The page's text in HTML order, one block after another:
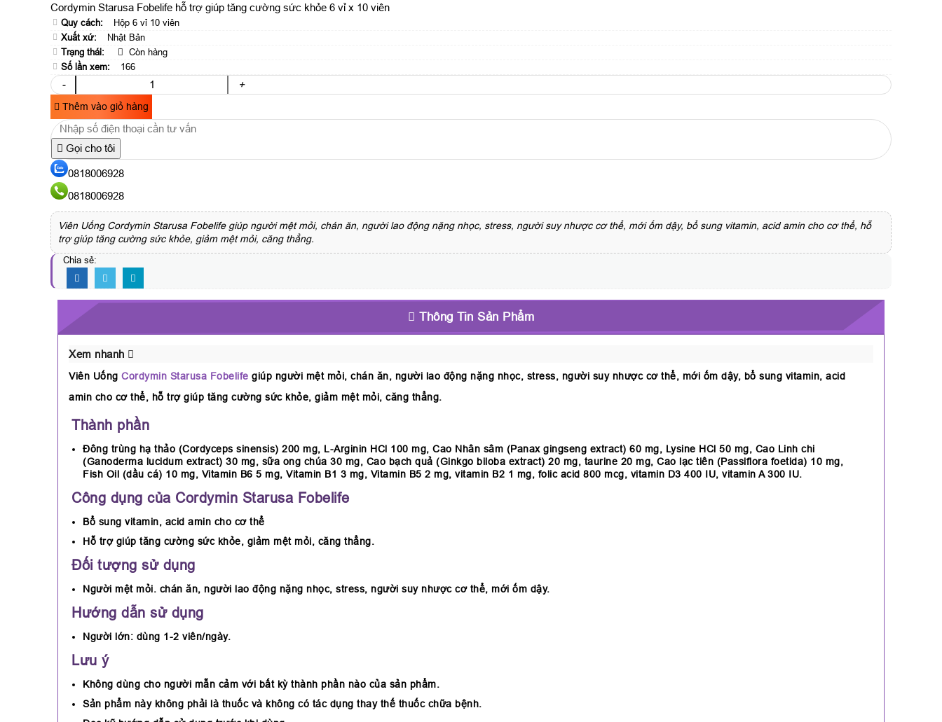
Cordymin Starusa Fobelife hỗ trợ giúp tăng cường sức khỏe 6 vỉ x 10 viên
Quy cách:
Hộp 6 vỉ 10 viên
Xuất xứ:
Nhật Bản
Trạng thái:
Còn hàng
Số lần xem:
166
- +
Thêm vào giỏ hàng
Gọi cho tôi
0818006928
0818006928
Viên Uống Cordymin Starusa Fobelife giúp người mệt mỏi, chán ăn, người lao động nặng nhọc, stress, người suy nhược cơ thể, mới ốm dậy, bổ sung vitamin, acid amin cho cơ thể, hỗ
trợ giúp tăng cường sức khỏe, giảm mệt mỏi, căng thẳng.
Chia sẻ:
Thông Tin Sản Phẩm
Xem nhanh
Viên Uống Cordymin Starusa Fobelife giúp người mệt mỏi, chán ăn, người lao động nặng nhọc, stress, người suy nhược cơ thể, mới ốm dậy, bổ sung vitamin, acid
amin cho cơ thể, hỗ trợ giúp tăng cường sức khỏe, giảm mệt mỏi, căng thẳng.
Thành phần
Đông trùng hạ thảo (Cordyceps sinensis) 200 mg, L-Arginin HCl 100 mg, Cao Nhân sâm (Panax gingseng extract) 60 mg, Lysine HCl 50 mg, Cao Linh chi
(Ganoderma lucidum extract) 30 mg, sữa ong chúa 30 mg, Cao bạch quả (Ginkgo biloba extract) 20 mg, taurine 20 mg, Cao lạc tiên (Passiflora foetida) 10 mg,
Fish Oil (dầu cá) 10 mg, Vitamin B6 5 mg, Vitamin B1 3 mg, Vitamin B5 2 mg, vitamin B2 1 mg, folic acid 800 mcg, vitamin D3 400 IU, vitamin A 300 IU.
Công dụng của Cordymin Starusa Fobelife
Bổ sung vitamin, acid amin cho cơ thể
Hỗ trợ giúp tăng cường sức khỏe, giảm mệt mỏi, căng thẳng.
Đối tượng sử dụng
Người mệt mỏi. chán ăn, người lao động nặng nhọc, stress, người suy nhược cơ thể, mới ốm dậy.
Hướng dẫn sử dụng
Người lớn: dùng 1-2 viên/ngày.
Lưu ý
Không dùng cho người mẫn cảm với bất kỳ thành phần nào của sản phẩm.
Sản phẩm này không phải là thuốc và không có tác dụng thay thế thuốc chữa bệnh.